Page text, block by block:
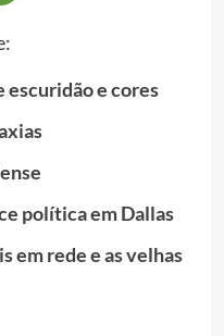
escuridão e cores
política em Dallas
em rede e as velhas